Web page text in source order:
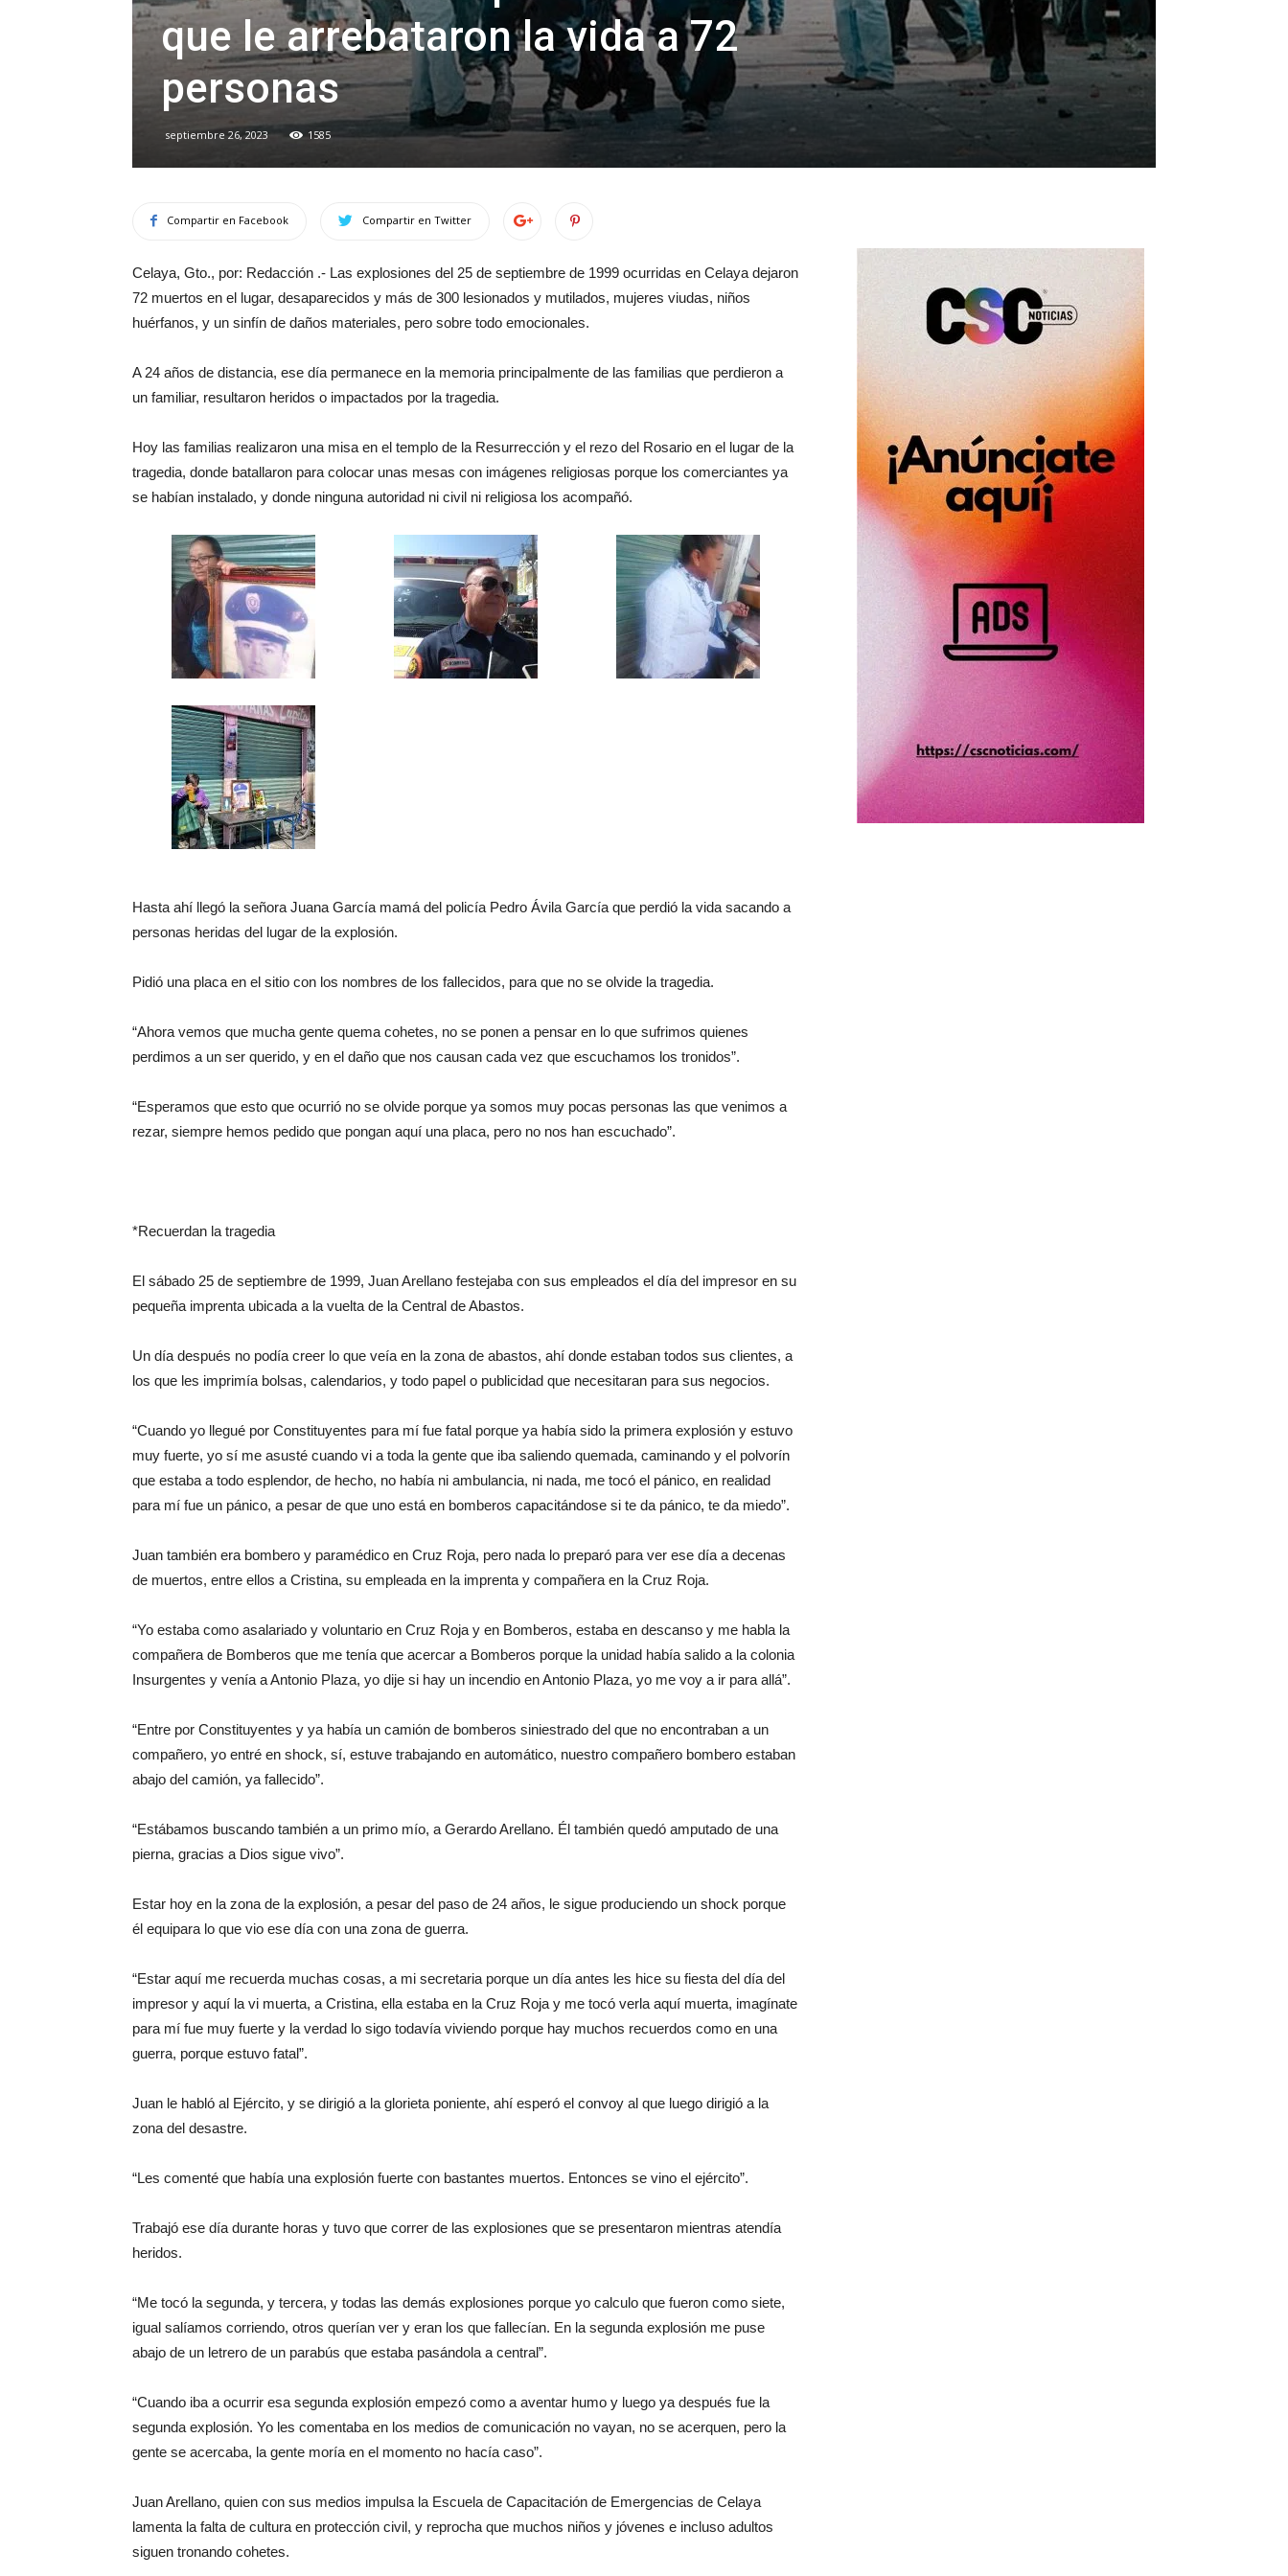
que le arrebataron la vida a 72
personas
septiembre 26, 2023 1585
Compartir en Facebook Compartir en Twitter
Celaya, Gto., por: Redacción .- Las explosiones del 25 de septiembre de 1999 ocurridas en Celaya dejaron
72 muertos en el lugar, desaparecidos y más de 300 lesionados y mutilados, mujeres viudas, niños
huérfanos, y un sinfín de daños materiales, pero sobre todo emocionales.
A 24 años de distancia, ese día permanece en la memoria principalmente de las familias que perdieron a
un familiar, resultaron heridos o impactados por la tragedia.
Hoy las familias realizaron una misa en el templo de la Resurrección y el rezo del Rosario en el lugar de la
tragedia, donde batallaron para colocar unas mesas con imágenes religiosas porque los comerciantes ya
se habían instalado, y donde ninguna autoridad ni civil ni religiosa los acompañó.
Hasta ahí llegó la señora Juana García mamá del policía Pedro Ávila García que perdió la vida sacando a
personas heridas del lugar de la explosión.
Pidió una placa en el sitio con los nombres de los fallecidos, para que no se olvide la tragedia.
“Ahora vemos que mucha gente quema cohetes, no se ponen a pensar en lo que sufrimos quienes
perdimos a un ser querido, y en el daño que nos causan cada vez que escuchamos los tronidos”.
“Esperamos que esto que ocurrió no se olvide porque ya somos muy pocas personas las que venimos a
rezar, siempre hemos pedido que pongan aquí una placa, pero no nos han escuchado”.
*Recuerdan la tragedia
El sábado 25 de septiembre de 1999, Juan Arellano festejaba con sus empleados el día del impresor en su
pequeña imprenta ubicada a la vuelta de la Central de Abastos.
Un día después no podía creer lo que veía en la zona de abastos, ahí donde estaban todos sus clientes, a
los que les imprimía bolsas, calendarios, y todo papel o publicidad que necesitaran para sus negocios.
“Cuando yo llegué por Constituyentes para mí fue fatal porque ya había sido la primera explosión y estuvo
muy fuerte, yo sí me asusté cuando vi a toda la gente que iba saliendo quemada, caminando y el polvorín
que estaba a todo esplendor, de hecho, no había ni ambulancia, ni nada, me tocó el pánico, en realidad
para mí fue un pánico, a pesar de que uno está en bomberos capacitándose si te da pánico, te da miedo”.
Juan también era bombero y paramédico en Cruz Roja, pero nada lo preparó para ver ese día a decenas
de muertos, entre ellos a Cristina, su empleada en la imprenta y compañera en la Cruz Roja.
“Yo estaba como asalariado y voluntario en Cruz Roja y en Bomberos, estaba en descanso y me habla la
compañera de Bomberos que me tenía que acercar a Bomberos porque la unidad había salido a la colonia
Insurgentes y venía a Antonio Plaza, yo dije si hay un incendio en Antonio Plaza, yo me voy a ir para allá”.
“Entre por Constituyentes y ya había un camión de bomberos siniestrado del que no encontraban a un
compañero, yo entré en shock, sí, estuve trabajando en automático, nuestro compañero bombero estaban
abajo del camión, ya fallecido”.
“Estábamos buscando también a un primo mío, a Gerardo Arellano. Él también quedó amputado de una
pierna, gracias a Dios sigue vivo”.
Estar hoy en la zona de la explosión, a pesar del paso de 24 años, le sigue produciendo un shock porque
él equipara lo que vio ese día con una zona de guerra.
“Estar aquí me recuerda muchas cosas, a mi secretaria porque un día antes les hice su fiesta del día del
impresor y aquí la vi muerta, a Cristina, ella estaba en la Cruz Roja y me tocó verla aquí muerta, imagínate
para mí fue muy fuerte y la verdad lo sigo todavía viviendo porque hay muchos recuerdos como en una
guerra, porque estuvo fatal”.
Juan le habló al Ejército, y se dirigió a la glorieta poniente, ahí esperó el convoy al que luego dirigió a la
zona del desastre.
“Les comenté que había una explosión fuerte con bastantes muertos. Entonces se vino el ejército”.
Trabajó ese día durante horas y tuvo que correr de las explosiones que se presentaron mientras atendía
heridos.
“Me tocó la segunda, y tercera, y todas las demás explosiones porque yo calculo que fueron como siete,
igual salíamos corriendo, otros querían ver y eran los que fallecían. En la segunda explosión me puse
abajo de un letrero de un parabús que estaba pasándola a central”.
“Cuando iba a ocurrir esa segunda explosión empezó como a aventar humo y luego ya después fue la
segunda explosión. Yo les comentaba en los medios de comunicación no vayan, no se acerquen, pero la
gente se acercaba, la gente moría en el momento no hacía caso”.
Juan Arellano, quien con sus medios impulsa la Escuela de Capacitación de Emergencias de Celaya
lamenta la falta de cultura en protección civil, y reprocha que muchos niños y jóvenes e incluso adultos
siguen tronando cohetes.